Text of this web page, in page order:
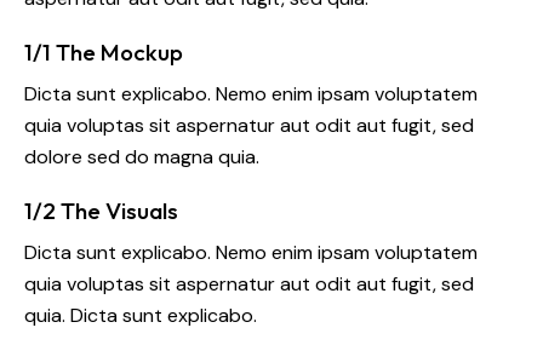
1/1 The Mockup
Dicta sunt explicabo. Nemo enim ipsam voluptatem
quia voluptas sit aspernatur aut odit aut fugit, sed
dolore sed do magna quia.
1/2 The Visuals
Dicta sunt explicabo. Nemo enim ipsam voluptatem
quia voluptas sit aspernatur aut odit aut fugit, sed
quia. Dicta sunt explicabo.